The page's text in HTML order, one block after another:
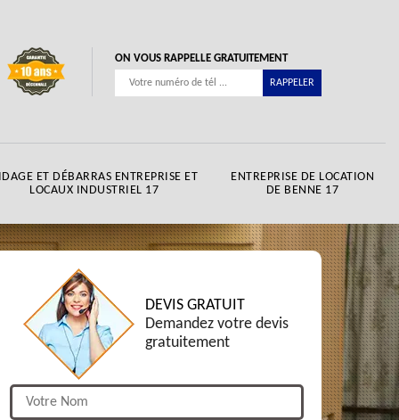
ON VOUS RAPPELLE GRATUITEMENT
ET DÉBARRAS ENTREPRISE ET
LOCAUX INDUSTRIEL 17
ENTREPRISE DE LOCATION
DE BENNE 17
DEVIS GRATUIT
Demandez votre devis
gratuitement